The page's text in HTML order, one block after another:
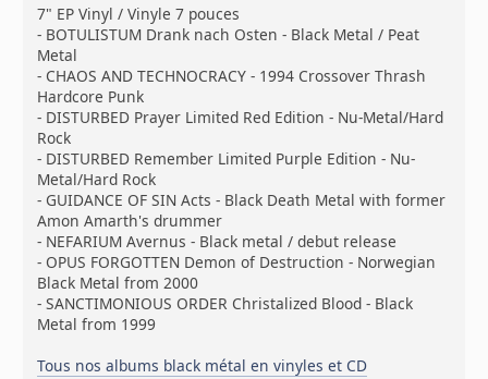
7" EP Vinyl / Vinyle 7 pouces
- BOTULISTUM Drank nach Osten - Black Metal / Peat
Metal
- CHAOS AND TECHNOCRACY - 1994 Crossover Thrash
Hardcore Punk
- DISTURBED Prayer Limited Red Edition - Nu-Metal/Hard
Rock
- DISTURBED Remember Limited Purple Edition - Nu-
Metal/Hard Rock
- GUIDANCE OF SIN Acts - Black Death Metal with former
Amon Amarth's drummer
- NEFARIUM Avernus - Black metal / debut release
- OPUS FORGOTTEN Demon of Destruction - Norwegian
Black Metal from 2000
- SANCTIMONIOUS ORDER Christalized Blood - Black
Metal from 1999
Tous nos albums black métal en vinyles et CD